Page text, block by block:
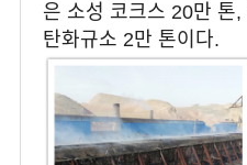
은 소성 코크스 20만 톤
탄화규소 2만 톤이다.